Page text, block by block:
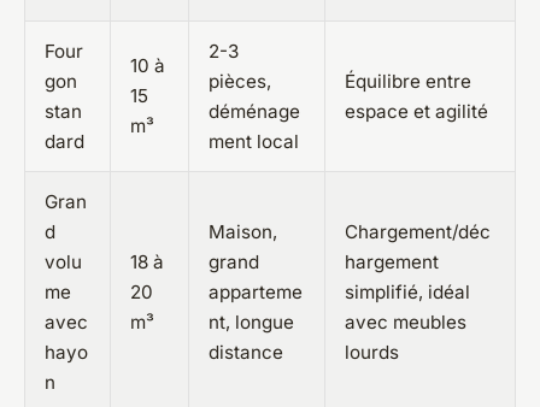
Four
gon
stan
dard
10 à
15
m³
2-3
pièces,
déménage
ment local
Équilibre entre
espace et agilité
Gran
d
volu
me
avec
hayo
n
18 à
20
m³
Maison,
grand
apparteme
nt, longue
distance
Chargement/déc
hargement
simplifié, idéal
avec meubles
lourds